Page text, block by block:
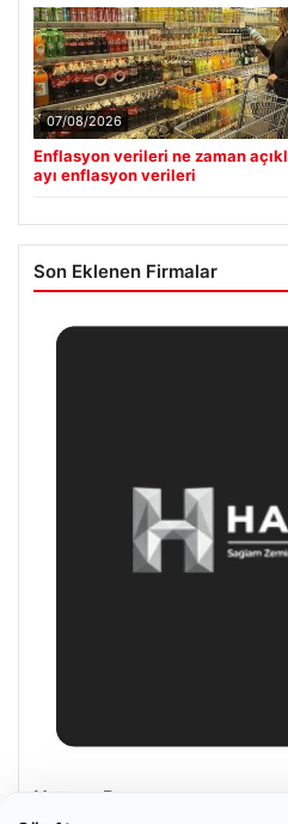
07/08/2026
Enflasyon verileri ne zaman
ayı enflasyon verileri
Son Eklenen Firmalar
Enes Kaplan Avukatlık